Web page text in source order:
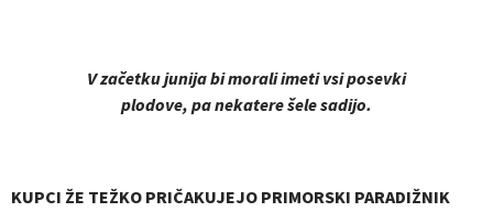
V začetku junija bi morali imeti vsi posevki
plodove, pa nekatere šele sadijo.
KUPCI ŽE TEŽKO PRIČAKUJEJO PRIMORSKI PARADIŽNIK